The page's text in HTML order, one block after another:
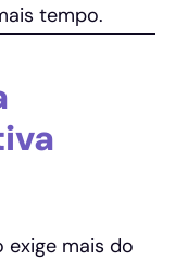
tempo.
mais do